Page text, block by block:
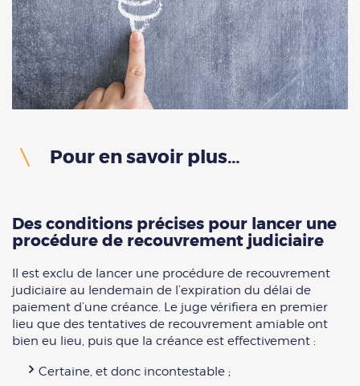
Pour en savoir plus…
Des conditions précises pour lancer une
procédure de recouvrement judiciaire
Il est exclu de lancer une procédure de recouvrement
judiciaire au lendemain de l’expiration du délai de
paiement d’une créance. Le juge vérifiera en premier
lieu que des tentatives de recouvrement amiable ont
bien eu lieu, puis que la créance est effectivement :
Certaine, et donc incontestable ;